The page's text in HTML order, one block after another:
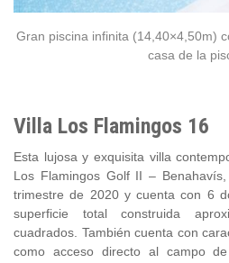
Gran piscina infinita (14,40×4,50m)
casa de la
Villa Los Flamingos 16
Esta lujosa y exquisita villa
Los Flamingos Golf II –
trimestre de 2020 y cuenta con 6
superficie total construida
cuadrados. También cuenta con
como acceso directo al campo